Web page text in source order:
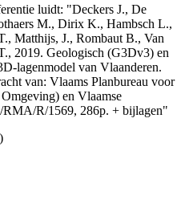
luidt: "Deckers J., De
M., Dirix K., Hambsch L.,
Matthijs, J., Rombaut B., Van
2019. Geologisch (G3Dv3) en
lagenmodel van Vlaanderen.
van: Vlaams Planbureau voor
en Vlaamse
RMA/R/1569, 286p. + bijlagen"